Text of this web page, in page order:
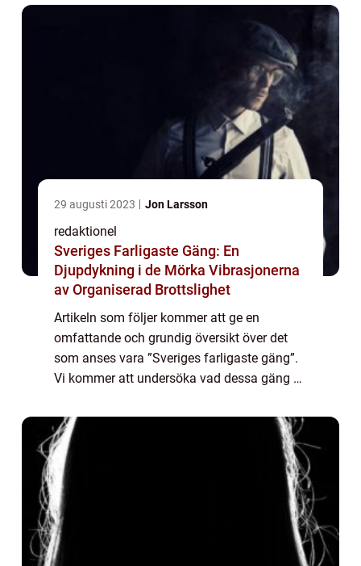
och skrämmer både allmä...
29 augusti 2023 Jon Larsson
redaktionel
Sveriges Farligaste Gäng: En
Djupdykning i de Mörka Vibrasjonerna
av Organiserad Brottslighet
Artikeln som följer kommer att ge en
omfattande och grundig översikt över det
som anses vara ”Sveriges farligaste gäng”.
Vi kommer att undersöka vad dessa gäng är,
till och med ta en titt på kv...